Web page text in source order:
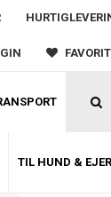
TIL HUND & EJER